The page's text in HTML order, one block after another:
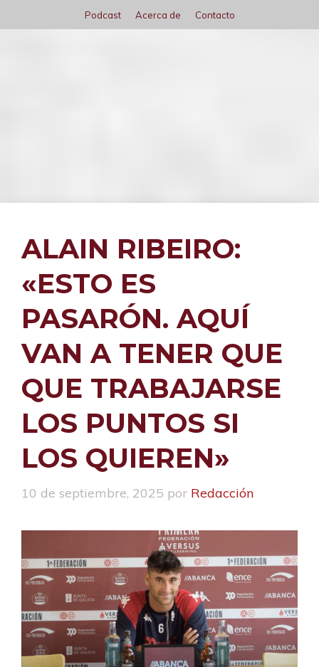
al
Podcast Acerca de Contacto
ALAIN RIBEIRO:
«ESTO ES
PASARÓN. AQUÍ
VAN A TENER QUE
QUE TRABAJARSE
LOS PUNTOS SI
LOS QUIEREN»
10 de septiembre, 2025 por Redacción